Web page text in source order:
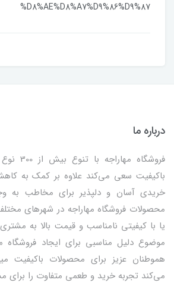
%D8%AE%D8%A7%D9%86%D9%87
درباره ما
باکیفیت سعی می‌کند علاوه بر کمک به
خریدی آسان و دلپذیر برای مخاطب به
محصولات فروشگاه مهاراجه در شهرهای
یا با کیفیتی نامناسب و قیمت بالا به
موضوع دلیل مناسبی برای ایجاد
هموطنان عزیز برای محصولات باکیفیت
می‌کند تجربه خرید و طعمی متفاوت را برای